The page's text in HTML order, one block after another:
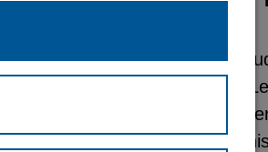
für berufsintegrierend (BI-
dar. Um dem studentischen
innerhalb des
Informatik und